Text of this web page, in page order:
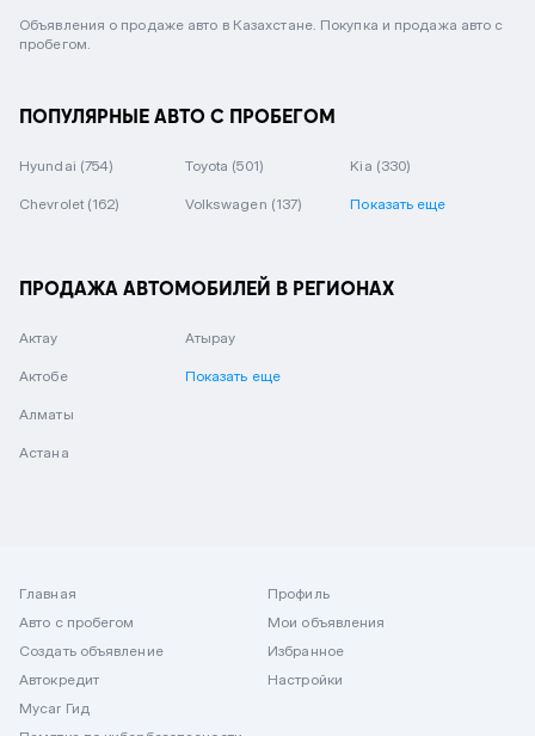
Объявления о продаже авто в Казахстане. Покупка и продажа авто с
пробегом.
ПОПУЛЯРНЫЕ АВТО С ПРОБЕГОМ
Hyundai (754) Toyota (501) Kia (330)
Chevrolet (162) Volkswagen (137) Показать еще
ПРОДАЖА АВТОМОБИЛЕЙ В РЕГИОНАХ
Актау
Актобе
Алматы
Астана
Атырау
Показать еще
Главная
Авто с пробегом
Создать объявление
Автокредит
Mycar Гид
Профиль
Мои объявления
Избранное
Настройки